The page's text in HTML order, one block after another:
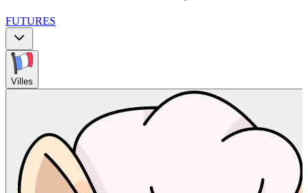
FUTURES
Villes